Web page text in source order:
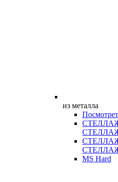
из металла
MS Hard